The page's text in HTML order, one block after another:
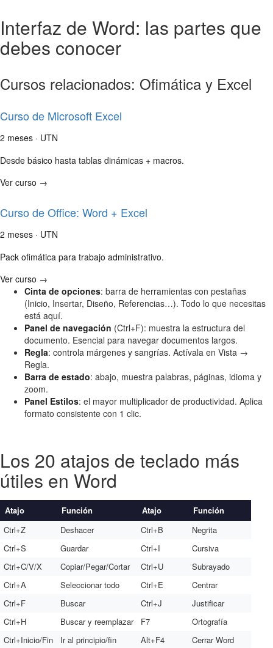
Interfaz de Word: las partes que
debes conocer
Cursos relacionados: Ofimática y Excel
Curso de Microsoft Excel
2 meses · UTN
Desde básico hasta tablas dinámicas + macros.
Ver curso →
Curso de Office: Word + Excel
2 meses · UTN
Pack ofimática para trabajo administrativo.
Ver curso →
Cinta de opciones: barra de herramientas con pestañas
(Inicio, Insertar, Diseño, Referencias…). Todo lo que necesitas
está aquí.
Panel de navegación (Ctrl+F): muestra la estructura del
documento. Esencial para navegar documentos largos.
Regla: controla márgenes y sangrías. Actívala en Vista →
Regla.
Barra de estado: abajo, muestra palabras, páginas, idioma y
zoom.
Panel Estilos: el mayor multiplicador de productividad. Aplica
formato consistente con 1 clic.
Los 20 atajos de teclado más
útiles en Word
Atajo Función Atajo
Función
Ctrl+Z
Deshacer Ctrl+B
Negrita
Ctrl+S
Guardar Ctrl+I
Cursiva
Ctrl+C/V/X
Copiar/Pegar/Cortar Ctrl+U
Subrayado
Ctrl+A
Seleccionar todo Ctrl+E
Centrar
Ctrl+F
Buscar Ctrl+J
Justificar
Ctrl+H
Buscar y reemplazar F7
Ortografía
Ctrl+Inicio/Fin
Ir al principio/fin Alt+F4
Cerrar Word